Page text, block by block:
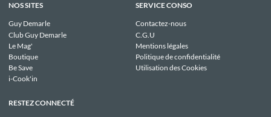
NOS SITES
Guy Demarle
Club Guy Demarle
Le Mag'
Boutique
Be Save
i-Cook'in
SERVICE CONSO
Contactez-nous
C.G.U
Mentions légales
Politique de confidentialité
Utilisation des Cookies
RESTEZ CONNECTÉ